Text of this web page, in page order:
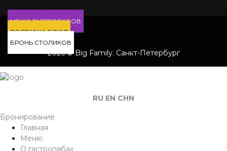
МЕНЮ ГАСТРОПАБОВ
ДОСТАВКА БЛЮД
БРОНЬ СТОЛИКОВ
2026 © Big Family. Санкт-Петербург
RU EN CHN
Бронирование
Главная
Меню
О гастропабах